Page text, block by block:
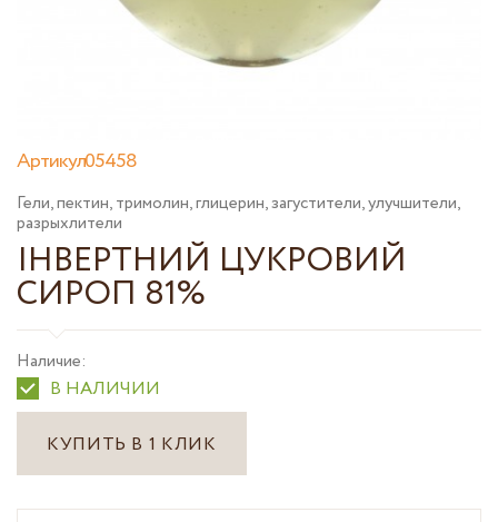
Артикул05458
Гели, пектин, тримолин, глицерин, загустители, улучшители,
разрыхлители
ІНВЕРТНИЙ ЦУКРОВИЙ
СИРОП 81%
Наличие:
В НАЛИЧИИ
КУПИТЬ В 1 КЛИК